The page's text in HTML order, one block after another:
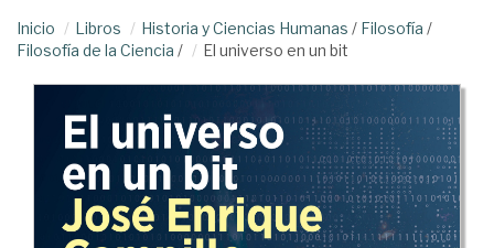
Inicio Libros Historia y Ciencias Humanas / Filosofía /
Filosofía de la Ciencia / El universo en un bit